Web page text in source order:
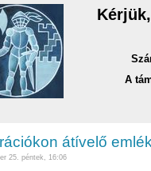
A
átívelő
25. péntek, 16:06